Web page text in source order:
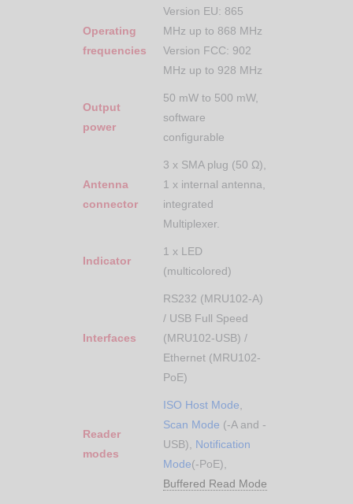
Operating
frequencies
Version EU: 865
MHz up to 868 MHz
Version FCC: 902
MHz up to 928 MHz
Output
power
50 mW to 500 mW,
software
configurable
Antenna
connector
3 x SMA plug (50 Ω),
1 x internal antenna,
integrated
Multiplexer.
Indicator
1 x LED
(multicolored)
Interfaces
RS232 (MRU102-A)
/ USB Full Speed
(MRU102-USB) /
Ethernet (MRU102-
PoE)
Reader
modes
ISO Host Mode,
Scan Mode (-A and -
USB), Notification
Mode(-PoE),
Buffered Read Mode